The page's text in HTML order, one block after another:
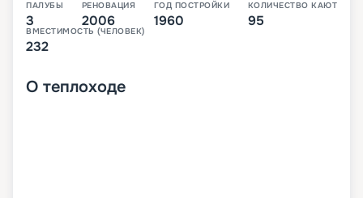
ПАЛУБЫ
3
РЕНОВАЦИЯ
2006
ГОД ПОСТРОЙКИ
1960
КОЛИЧЕСТВО КАЮТ
95
ВМЕСТИМОСТЬ (ЧЕЛОВЕК)
232
О теплоходе